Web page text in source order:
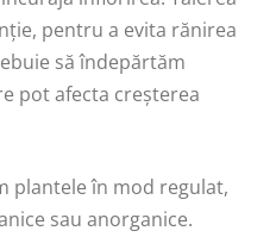
pentru a evita rănirea
să îndepărtăm
pot afecta creșterea
plantele în mod regulat,
sau anorganice.